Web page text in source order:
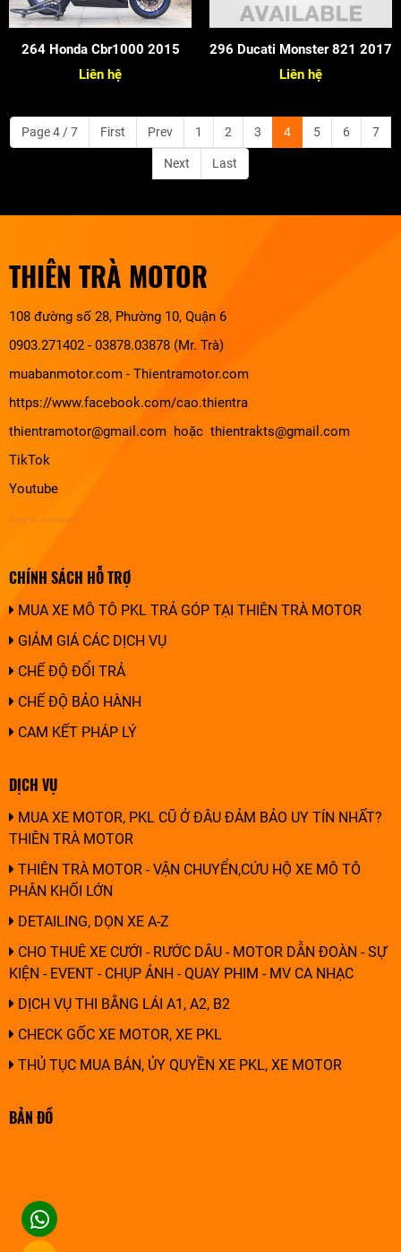
264 Honda Cbr1000 2015
Liên hệ
296 Ducati Monster 821 2017
Liên hệ
Page 4 / 7 First Prev 1 2 3 4 5 6 7
Next Last
THIÊN TRÀ MOTOR
108 đường số 28, Phường 10, Quận 6
0903.271402 - 03878.03878 (Mr. Trà)
muabanmotor.com - Thientramotor.com
https://www.facebook.com/cao.thientra
thientramotor@gmail.com hoặc thientrakts@gmail.com
TikTok
Youtube
design by chuonghung
CHÍNH SÁCH HỖ TRỢ
MUA XE MÔ TÔ PKL TRẢ GÓP TẠI THIÊN TRÀ MOTOR
GIẢM GIÁ CÁC DỊCH VỤ
CHẾ ĐỘ ĐỔI TRẢ
CHẾ ĐỘ BẢO HÀNH
CAM KẾT PHÁP LÝ
DỊCH VỤ
MUA XE MOTOR, PKL CŨ Ở ĐÂU ĐẢM BẢO UY TÍN NHẤT?
THIÊN TRÀ MOTOR
THIÊN TRÀ MOTOR - VẬN CHUYỂN,CỨU HỘ XE MÔ TÔ
PHÂN KHỐI LỚN
DETAILING, DỌN XE A-Z
CHO THUÊ XE CƯỚI - RƯỚC DÂU - MOTOR DẪN ĐOÀN - SỰ
KIỆN - EVENT - CHỤP ẢNH - QUAY PHIM - MV CA NHẠC
DỊCH VỤ THI BẰNG LÁI A1, A2, B2
CHECK GỐC XE MOTOR, XE PKL
THỦ TỤC MUA BÁN, ỦY QUYỀN XE PKL, XE MOTOR
BẢN ĐỒ